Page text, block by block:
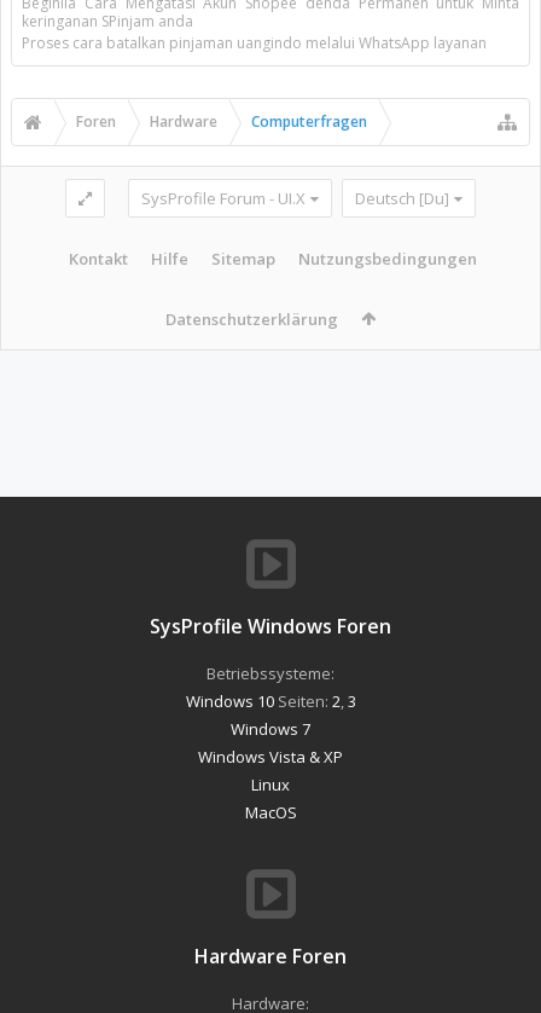
keringanan SPinjam anda
Proses cara batalkan pinjaman uangindo melalui WhatsApp layanan
Foren Hardware Computerfragen
SysProfile Forum - UI.X Deutsch [Du]
Kontakt Hilfe Sitemap Nutzungsbedingungen
Datenschutzerklärung
SysProfile Windows Foren
Betriebssysteme:
Windows 10Seiten: 2,3
Windows 7
Windows Vista & XP
Linux
MacOS
Hardware Foren
Hardware: